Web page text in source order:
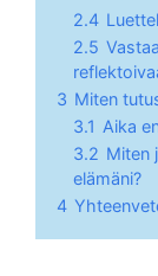
2.4
2.5
3 Miten
3.1 Aika
3.2 Miten
elämäni?
4